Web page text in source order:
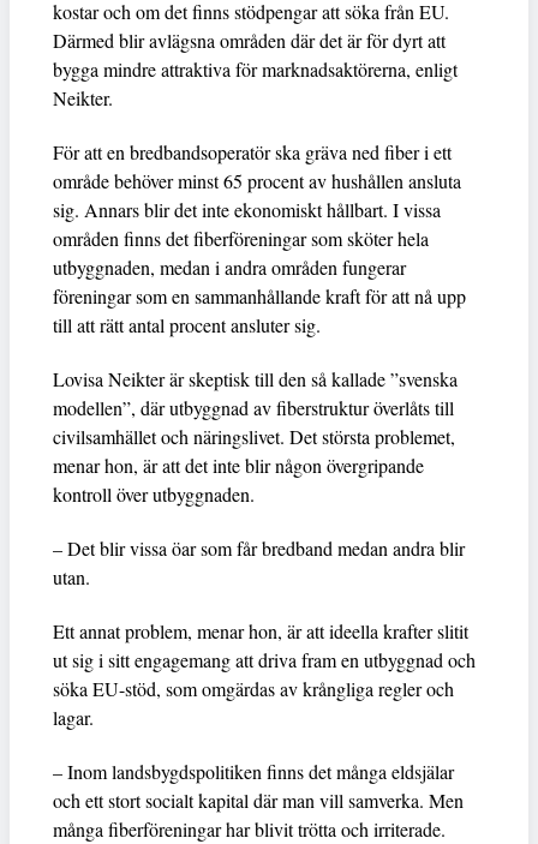
kostar och om det finns stödpengar att söka från EU.
Därmed blir avlägsna områden där det är för dyrt att
bygga mindre attraktiva för marknadsaktörerna, enligt
Neikter.
För att en bredbandsoperatör ska gräva ned fiber i ett
område behöver minst 65 procent av hushållen ansluta
sig. Annars blir det inte ekonomiskt hållbart. I vissa
områden finns det fiberföreningar som sköter hela
utbyggnaden, medan i andra områden fungerar
föreningar som en sammanhållande kraft för att nå upp
till att rätt antal procent ansluter sig.
Lovisa Neikter är skeptisk till den så kallade ”svenska
modellen”, där utbyggnad av fiberstruktur överlåts till
civilsamhället och näringslivet. Det största problemet,
menar hon, är att det inte blir någon övergripande
kontroll över utbyggnaden.
– Det blir vissa öar som får bredband medan andra blir
utan.
Ett annat problem, menar hon, är att ideella krafter slitit
ut sig i sitt engagemang att driva fram en utbyggnad och
söka EU-stöd, som omgärdas av krångliga regler och
lagar.
– Inom landsbygdspolitiken finns det många eldsjälar
och ett stort socialt kapital där man vill samverka. Men
många fiberföreningar har blivit trötta och irriterade.